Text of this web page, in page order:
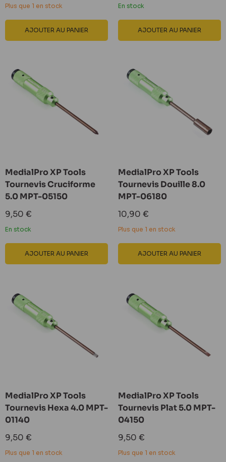
Plus que 1 en stock
AJOUTER AU PANIER
En stock
AJOUTER AU PANIER
MedialPro XP Tools
Tournevis Cruciforme
5.0 MPT-05150
Prix
réduit
9,50 €
En stock
AJOUTER AU PANIER
MedialPro XP Tools
Tournevis Douille 8.0
MPT-06180
Prix
réduit
10,90 €
Plus que 1 en stock
AJOUTER AU PANIER
MedialPro XP Tools
Tournevis Hexa 4.0 MPT-
01140
Prix
réduit
9,50 €
Plus que 1 en stock
MedialPro XP Tools
Tournevis Plat 5.0 MPT-
04150
Prix
réduit
9,50 €
Plus que 1 en stock